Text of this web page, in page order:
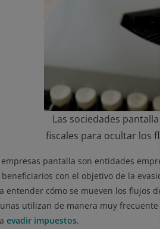
Las sociedades
fiscales para ocultar los
empresas pantalla son entidades
beneficiarios con el objetivo de la
entender cómo se mueven los flujos
utilizan de manera muy
evadir impuestos.